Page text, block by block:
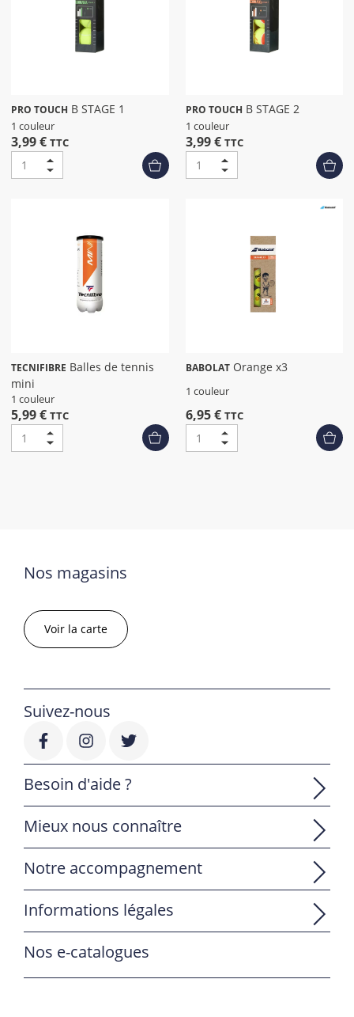
PRO TOUCH B STAGE 1
1 couleur
3,99 € TTC
PRO TOUCH B STAGE 2
1 couleur
3,99 € TTC
TECNIFIBRE
mini
1 couleur
5,99 € TTC
BABOLAT Orange x3
1 couleur
6,95 € TTC
Nos magasins
Voir la carte
Suivez-nous
Besoin d'aide ?
Mieux nous connaître
Notre accompagnement
Informations légales
Nos e-catalogues